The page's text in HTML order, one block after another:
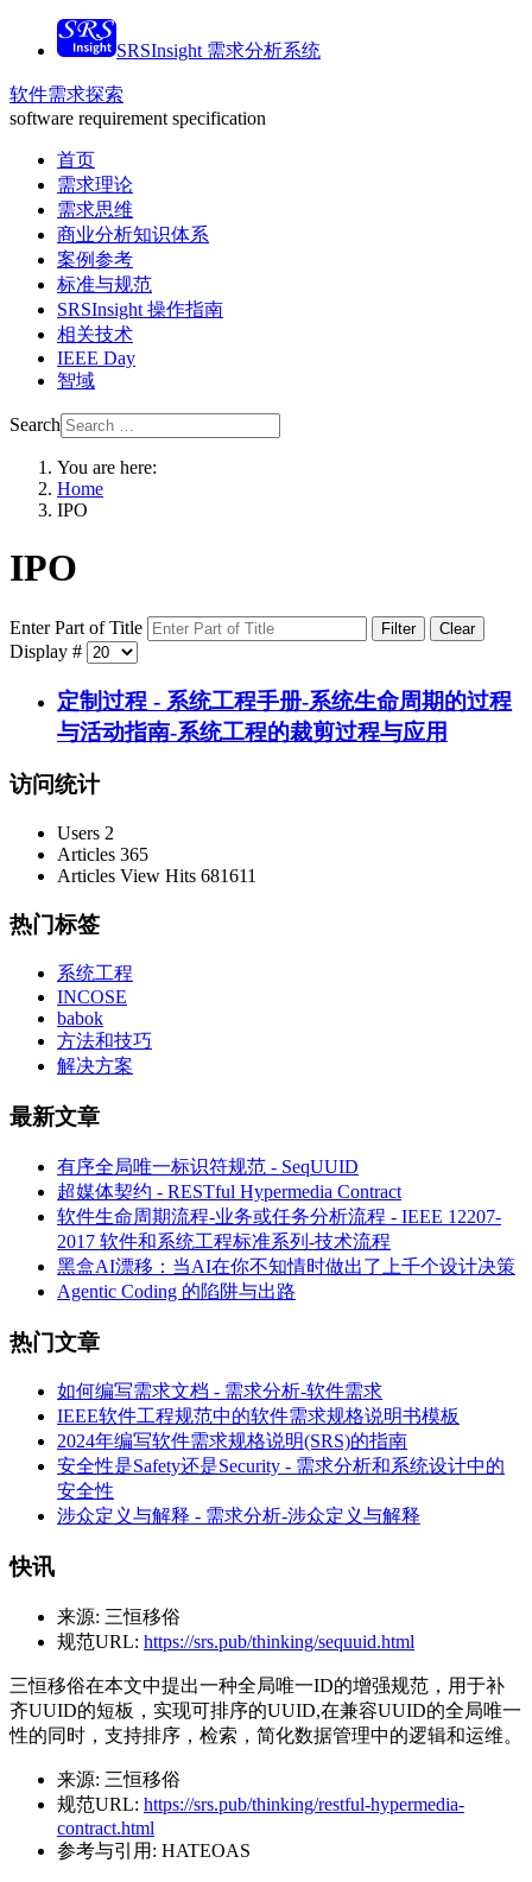
SRSInsight 需求分析系统
软件需求探索
software requirement specification
首页
需求理论
需求思维
商业分析知识体系
案例参考
标准与规范
SRSInsight 操作指南
相关技术
IEEE Day
智域
Search
You are here:
Home
IPO
IPO
Enter Part of Title Filter Clear
Display #
定制过程 - 系统工程手册-系统生命周期的过程
与活动指南-系统工程的裁剪过程与应用
访问统计
Users 2
Articles 365
Articles View Hits 681611
热门标签
系统工程
INCOSE
babok
方法和技巧
解决方案
最新文章
有序全局唯一标识符规范 - SeqUUID
超媒体契约 - RESTful Hypermedia Contract
软件生命周期流程-业务或任务分析流程 - IEEE 12207-
2017 软件和系统工程标准系列-技术流程
黑盒AI漂移：当AI在你不知情时做出了上千个设计决策
Agentic Coding 的陷阱与出路
热门文章
如何编写需求文档 - 需求分析-软件需求
IEEE软件工程规范中的软件需求规格说明书模板
2024年编写软件需求规格说明(SRS)的指南
安全性是Safety还是Security - 需求分析和系统设计中的
安全性
涉众定义与解释 - 需求分析-涉众定义与解释
快讯
来源: 三恒移俗
规范URL: https://srs.pub/thinking/sequuid.html
三恒移俗在本文中提出一种全局唯一ID的增强规范，用于补
齐UUID的短板，实现可排序的UUID,在兼容UUID的全局唯一
性的同时，支持排序，检索，简化数据管理中的逻辑和运维。
来源: 三恒移俗
规范URL: https://srs.pub/thinking/restful-hypermedia-
contract.html
参考与引用: HATEOAS